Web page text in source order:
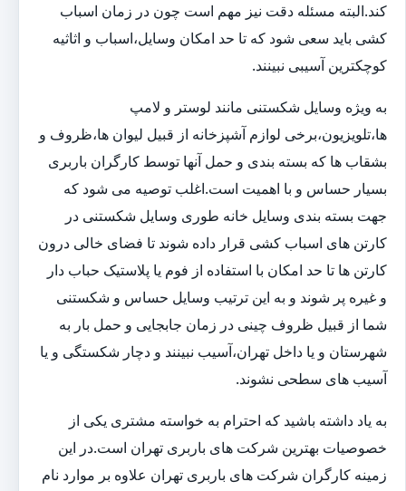
کند.البته مسئله دقت نیز مهم است چون در زمان اسباب
کشی باید سعی شود که تا حد امکان وسایل،اسباب و اثاثیه
کوچکترین آسیبی نبینند.
به ویژه وسایل شکستنی مانند لوستر و لامپ
ها،تلویزیون،برخی لوازم آشپزخانه از قبیل لیوان ها،ظروف و
بشقاب ها که بسته بندی و حمل آنها توسط کارگران باربری
بسیار حساس و با اهمیت است.اغلب توصیه می شود که
جهت بسته بندی وسایل خانه طوری وسایل شکستنی در
کارتن های اسباب کشی قرار داده شوند تا فضای خالی درون
کارتن ها تا حد امکان با استفاده از فوم یا پلاستیک حباب دار
و غیره پر شوند و به این ترتیب وسایل حساس و شکستنی
شما از قبیل ظروف چینی در زمان جابجایی و حمل بار به
شهرستان و یا داخل تهران،آسیب نبینند و دچار شکستگی و یا
آسیب های سطحی نشوند.
به یاد داشته باشید که احترام به خواسته مشتری یکی از
خصوصیات بهترین شرکت های باربری تهران است.در این
زمینه کارگران شرکت های باربری تهران علاوه بر موارد نام